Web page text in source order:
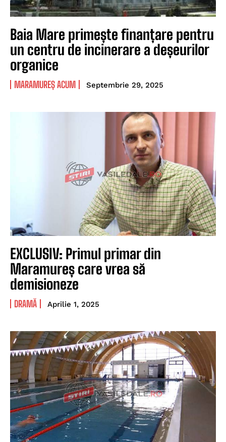
Baia Mare primește finanțare pentru
un centru de incinerare a deșeurilor
organice
MARAMUREȘ ACUM Septembrie 29, 2025
EXCLUSIV: Primul primar din
Maramureș care vrea să
demisioneze
DRAMĂ Aprilie 1, 2025